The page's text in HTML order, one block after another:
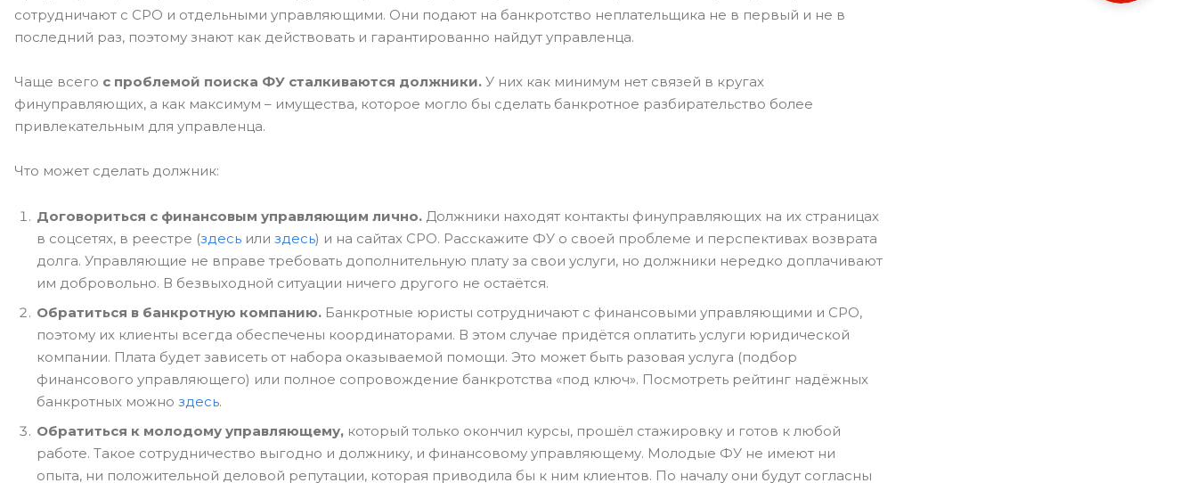
сотрудничают с СРО и отдельными управляющими. Они подают на банкротство неплательщика не в первый и не в
последний раз, поэтому знают как действовать и гарантированно найдут управленца.
Чаще всего с проблемой поиска ФУ сталкиваются должники. У них как минимум нет связей в кругах
финуправляющих, а как максимум – имущества, которое могло бы сделать банкротное разбирательство более
привлекательным для управленца.
Что может сделать должник:
Договориться с финансовым управляющим лично. Должники находят контакты финуправляющих на их страницах
в соцсетях, в реестре (здесь или здесь) и на сайтах СРО. Расскажите ФУ о своей проблеме и перспективах возврата
долга. Управляющие не вправе требовать дополнительную плату за свои услуги, но должники нередко доплачивают
им добровольно. В безвыходной ситуации ничего другого не остаётся.
Обратиться в банкротную компанию. Банкротные юристы сотрудничают с финансовыми управляющими и СРО,
поэтому их клиенты всегда обеспечены координаторами. В этом случае придётся оплатить услуги юридической
компании. Плата будет зависеть от набора оказываемой помощи. Это может быть разовая услуга (подбор
финансового управляющего) или полное сопровождение банкротства «под ключ». Посмотреть рейтинг надёжных
банкротных можно здесь.
Обратиться к молодому управляющему, который только окончил курсы, прошёл стажировку и готов к любой
работе. Такое сотрудничество выгодно и должнику, и финансовому управляющему. Молодые ФУ не имеют ни
опыта, ни положительной деловой репутации, которая приводила бы к ним клиентов. По началу они будут согласны